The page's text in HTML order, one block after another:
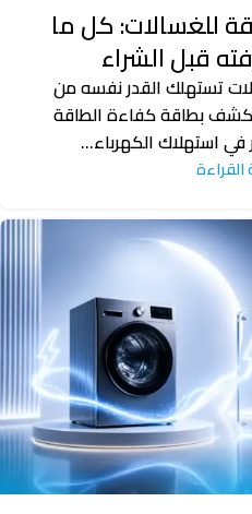
للغسالات: كل ما
قبل الشراء
تستهلك القدر نفسه من
بطاقة كفاءة الطاقة
استهلاك الكهرباء...
القراءة